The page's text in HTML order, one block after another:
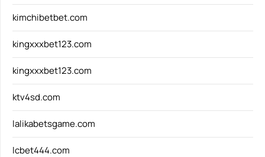
kimchibetbet.com
kingxxxbet123.com
kingxxxbet123.com
ktv4sd.com
lalikabetsgame.com
lcbet444.com